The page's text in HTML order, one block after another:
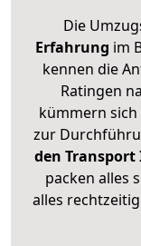
Die
Erfahrung im
kennen die
Ratingen
kümmern sich
zur
den
packen alles
alles